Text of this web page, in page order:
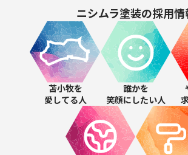
ニシムラ塗装の採用情
苫小牧を
愛してる人
誰かを
笑顔にしたい人